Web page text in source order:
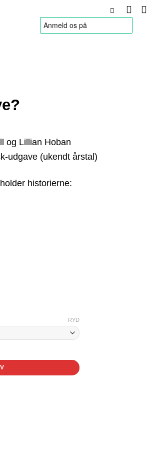
og Lillian Hoban
udgave (ukendt årstal)
historierne:
RYD